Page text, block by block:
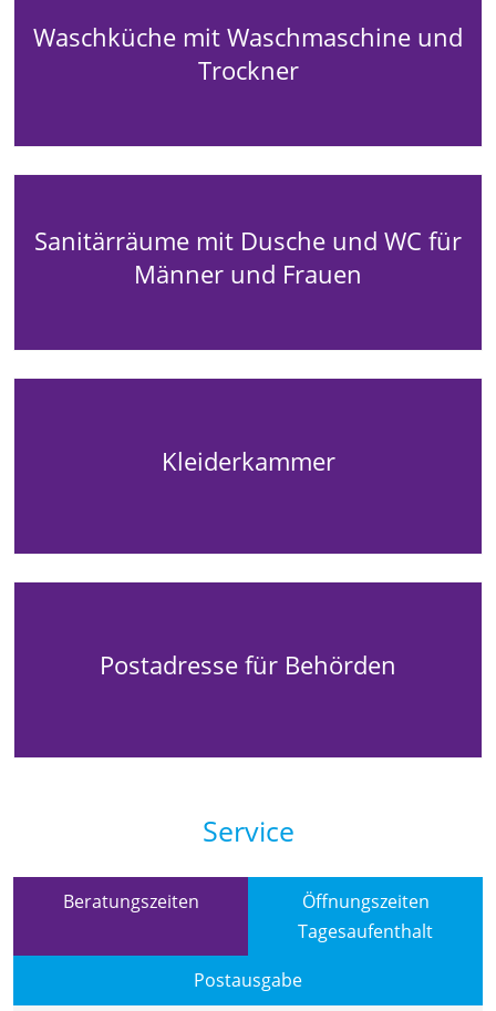
Waschküche mit Waschmaschine und
Trockner
Sanitärräume mit Dusche und WC für
Männer und Frauen
Kleiderkammer
Postadresse für Behörden
Service
Beratungszeiten
Öffnungszeiten
Tagesaufenthalt
Postausgabe